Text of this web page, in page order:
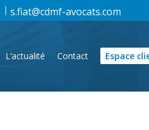
L’actualité Contact Espace
s.fiat@cdmf-avocats.com